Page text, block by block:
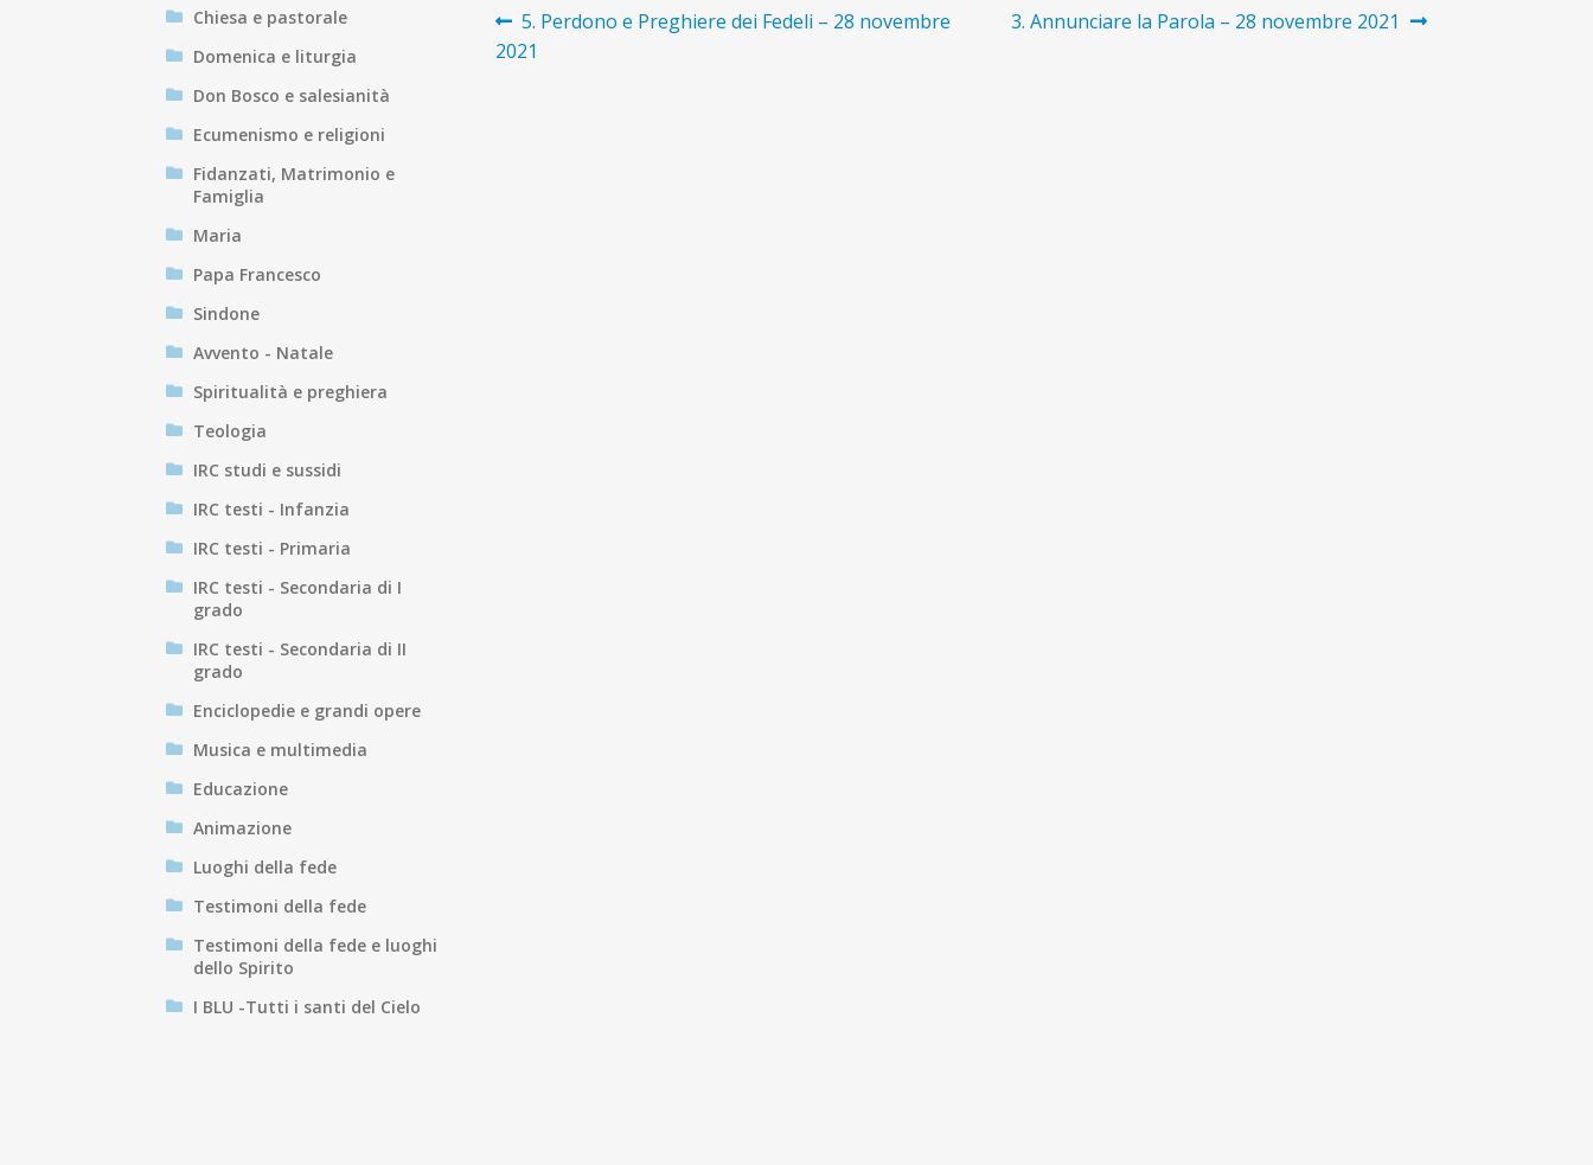
Navigazione
articoli
Articolo
precedente:
5. Perdono e Preghiere dei Fedeli – 28 novembre
2021
Articolo
3. Annunciare la Parola – 28 novembre 2021
Chiesa e pastorale
Domenica e liturgia
Don Bosco e salesianità
Ecumenismo e religioni
Fidanzati, Matrimonio e
Famiglia
Maria
Papa Francesco
Sindone
Avvento - Natale
Spiritualità e preghiera
Teologia
IRC studi e sussidi
IRC testi - Infanzia
IRC testi - Primaria
IRC testi - Secondaria di I
grado
IRC testi - Secondaria di II
grado
Enciclopedie e grandi opere
Musica e multimedia
Educazione
Animazione
Luoghi della fede
Testimoni della fede
Testimoni della fede e luoghi
dello Spirito
I BLU -Tutti i santi del Cielo